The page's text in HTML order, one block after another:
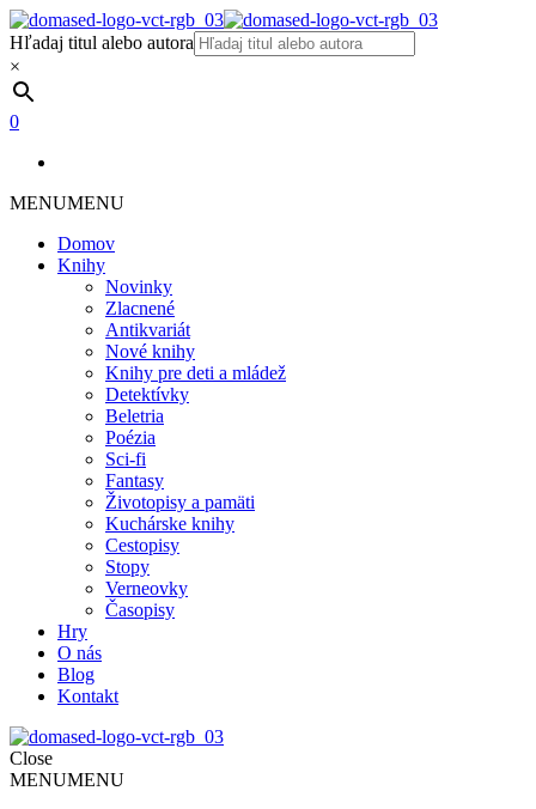
Hľadaj titul alebo autora
×
0
MENUMENU
Domov
Knihy
Novinky
Zlacnené
Antikvariát
Nové knihy
Knihy pre deti a mládež
Detektívky
Beletria
Poézia
Sci-fi
Fantasy
Životopisy a pamäti
Kuchárske knihy
Cestopisy
Stopy
Verneovky
Časopisy
Hry
O nás
Blog
Kontakt
Close
MENUMENU